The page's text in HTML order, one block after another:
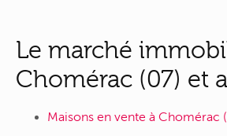
Le marché
Chomérac (07) et
Maisons en vente à Chomérac